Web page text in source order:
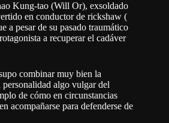
Kung-tao (Will Or), exsoldado
en conductor de rickshaw (
a pesar de su pasado traumático
a recuperar el cadáver
combinar muy bien la
algo vulgar del
de cómo en circunstancias
acompañarse para defenderse de